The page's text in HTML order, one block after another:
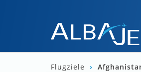
Flugziele ›